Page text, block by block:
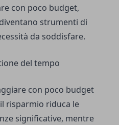
con poco budget,
strumenti di
da soddisfare.
del tempo
con poco budget
risparmio riduca le
significative, mentre